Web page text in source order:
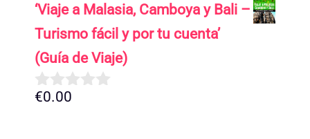
e
5
‘Viaje a Malasia, Camboya y Bali –
Turismo fácil y por tu cuenta’
(Guía de Viaje)
0
€0.00